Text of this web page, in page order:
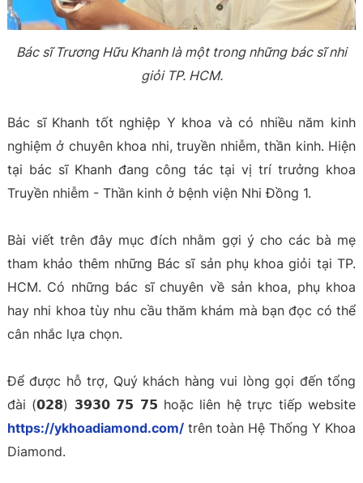
Bác sĩ Trương Hữu Khanh là một trong những bác sĩ nhi
giỏi TP. HCM.
Bác sĩ Khanh tốt nghiệp Y khoa và có nhiều năm kinh
nghiệm ở chuyên khoa nhi, truyền nhiễm, thần kinh. Hiện
tại bác sĩ Khanh đang công tác tại vị trí trưởng khoa
Truyền nhiễm - Thần kinh ở bệnh viện Nhi Đồng 1.
Bài viết trên đây mục đích nhằm gợi ý cho các bà mẹ
tham khảo thêm những Bác sĩ sản phụ khoa giỏi tại TP.
HCM. Có những bác sĩ chuyên về sản khoa, phụ khoa
hay nhi khoa tùy nhu cầu thăm khám mà bạn đọc có thể
cân nhắc lựa chọn.
Để được hỗ trợ, Quý khách hàng vui lòng gọi đến tổng
đài (𝟬𝟮𝟴) 𝟯𝟵𝟯𝟬 𝟳𝟱 𝟳𝟱 hoặc liên hệ trực tiếp website
https://ykhoadiamond.com/trên toàn Hệ Thống Y Khoa
Diamond.